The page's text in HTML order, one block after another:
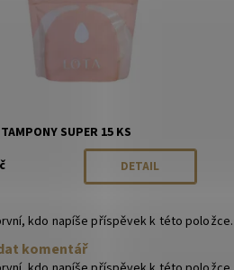
SUPER 15 KS
DETAIL
kdo napíše příspěvek k této položce.
komentář